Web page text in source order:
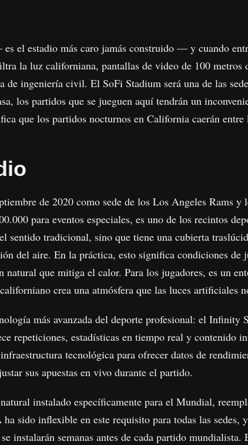
el estadio más caro jamás construido — y cuando
la luz californiana, pantallas de video de 100 metros
ingeniería civil. El SoFi Stadium será una de las
los partidos que se jueguen aquí tendrán un
que los partidos nocturnos en California caerán
de 2020 como sede de los Los Angeles Rams
para eventos especiales, es uno de los recintos
sentido tradicional, sino que tiene una cubierta
del aire. En la práctica, esto significa condiciones
que mitiga el calor. Para los jugadores, es un
crea una atmósfera que las luces artificiales
más avanzada del deporte profesional: el
repeticiones, estadísticas en tiempo real y contenido
tecnológica para ofrecer datos de
sus apuestas en vivo durante el partido.
instalado específicamente para el Mundial,
sido inflexible en este requisito para todas las
instalarán semanas antes de cada partido